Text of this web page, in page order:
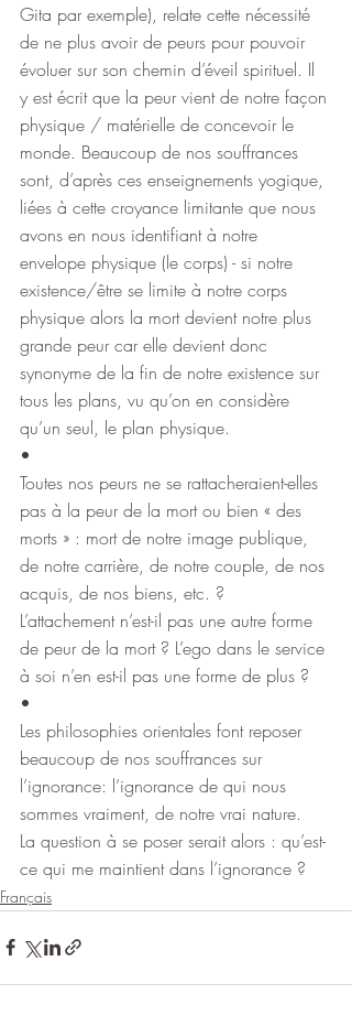
Gita par exemple), relate cette nécessité
de ne plus avoir de peurs pour pouvoir
évoluer sur son chemin d’éveil spirituel. Il
y est écrit que la peur vient de notre façon
physique / matérielle de concevoir le
monde. Beaucoup de nos souffrances
sont, d’après ces enseignements yogique,
liées à cette croyance limitante que nous
avons en nous identifiant à notre
envelope physique (le corps) - si notre
existence/être se limite à notre corps
physique alors la mort devient notre plus
grande peur car elle devient donc
synonyme de la fin de notre existence sur
tous les plans, vu qu’on en considère
qu’un seul, le plan physique.
•
Toutes nos peurs ne se rattacheraient-elles
pas à la peur de la mort ou bien « des
morts » : mort de notre image publique,
de notre carrière, de notre couple, de nos
acquis, de nos biens, etc. ?
L’attachement n’est-il pas une autre forme
de peur de la mort ? L’ego dans le service
à soi n’en est-il pas une forme de plus ?
•
Les philosophies orientales font reposer
beaucoup de nos souffrances sur
l’ignorance: l’ignorance de qui nous
sommes vraiment, de notre vrai nature.
La question à se poser serait alors : qu’est-
ce qui me maintient dans l’ignorance ?
Français